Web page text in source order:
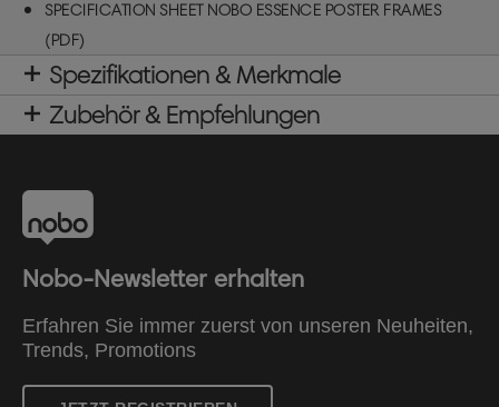
SPECIFICATION SHEET NOBO ESSENCE POSTER FRAMES
(PDF)
Spezifikationen & Merkmale
Zubehör & Empfehlungen
Nobo-Newsletter erhalten
Erfahren Sie immer zuerst von unseren Neuheiten,
Trends, Promotions